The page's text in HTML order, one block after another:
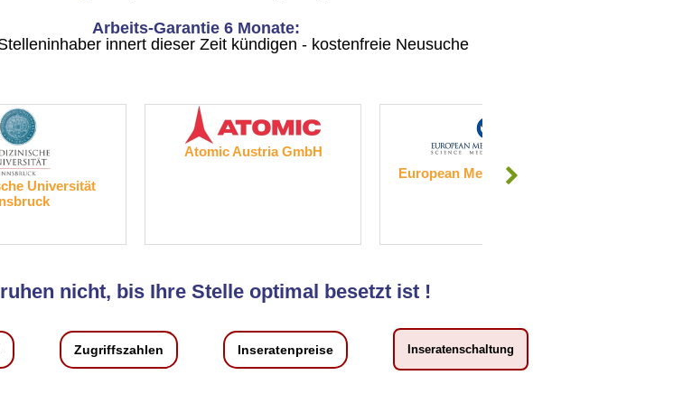
Arbeits-Garantie 6 Monate:
innert dieser Zeit kündigen - kostenfreie Neusuche
Universität
Atomic Austria GmbH
European Medicines Agency
nicht, bis Ihre Stelle optimal besetzt ist !
Zugriffszahlen Inseratenpreise Inseratenschaltung